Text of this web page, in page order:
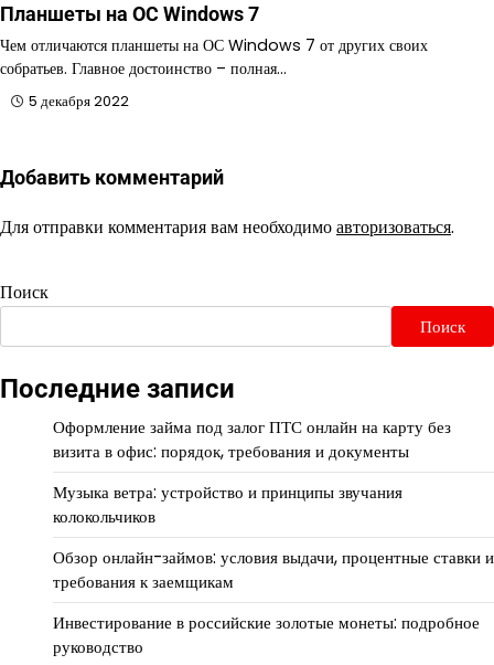
Планшеты на ОС Windows 7
Чем отличаются планшеты на ОС Windows 7 от других своих
собратьев. Главное достоинство – полная…
5 декабря 2022
Добавить комментарий
Для отправки комментария вам необходимоавторизоваться.
Поиск
Поиск
Последние записи
Оформление займа под залог ПТС онлайн на карту без
визита в офис: порядок, требования и документы
Музыка ветра: устройство и принципы звучания
колокольчиков
Обзор онлайн-займов: условия выдачи, процентные ставки и
требования к заемщикам
Инвестирование в российские золотые монеты: подробное
руководство